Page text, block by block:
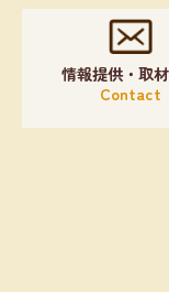
情報提供・取
Contact